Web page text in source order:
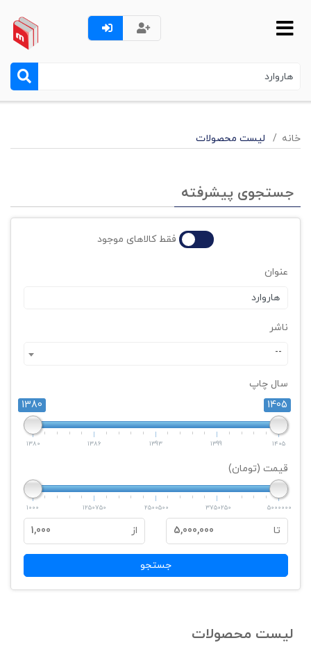
خانه لیست محصولات
جستجوی پیشرفته
فقط کالاهای موجود
عنوان
ناشر
--
سال چاپ
1380
1405
1380 1386 1393 1399 1405
قیمت (تومان)
1000 1250750 2500500 3750250 5000000
تا 5,000,000 از 1,000
جستجو
لیست محصولات